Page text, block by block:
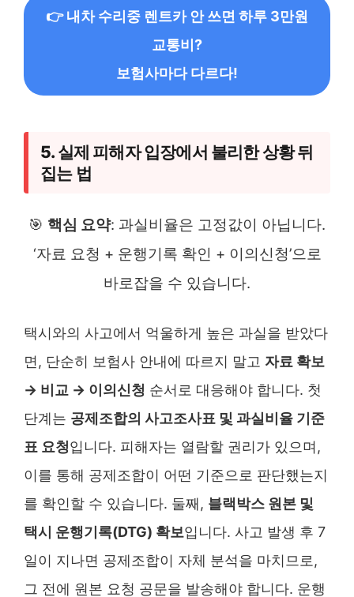
👉 내차 수리중 렌트카 안 쓰면 하루 3만원
교통비?
보험사마다 다르다!
5. 실제 피해자 입장에서 불리한 상황 뒤
집는 법
🎯 핵심 요약: 과실비율은 고정값이 아닙니다.
‘자료 요청 + 운행기록 확인 + 이의신청’으로
바로잡을 수 있습니다.
택시와의 사고에서 억울하게 높은 과실을 받았다
면, 단순히 보험사 안내에 따르지 말고 자료 확보
→ 비교 → 이의신청 순서로 대응해야 합니다. 첫
단계는 공제조합의 사고조사표 및 과실비율 기준
표 요청입니다. 피해자는 열람할 권리가 있으며,
이를 통해 공제조합이 어떤 기준으로 판단했는지
를 확인할 수 있습니다. 둘째, 블랙박스 원본 및
택시 운행기록(DTG) 확보입니다. 사고 발생 후 7
일이 지나면 공제조합이 자체 분석을 마치므로,
그 전에 원본 요청 공문을 발송해야 합니다. 운행